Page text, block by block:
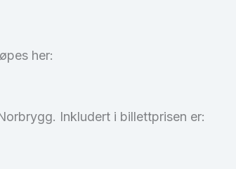
her:
Inkludert i billettprisen er: